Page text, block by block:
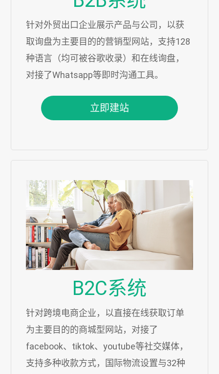
针对外贸出口企业展示产品与公司，以获
取询盘为主要目的的营销型网站，支持128
种语言（均可被谷歌收录）和在线询盘，
对接了Whatsapp等即时沟通工具。
立即建站
B2C系统
针对跨境电商企业，以直接在线获取订单
为主要目的的商城型网站，对接了
facebook、tiktok、youtube等社交媒体，
支持多种收款方式，国际物流设置与32种